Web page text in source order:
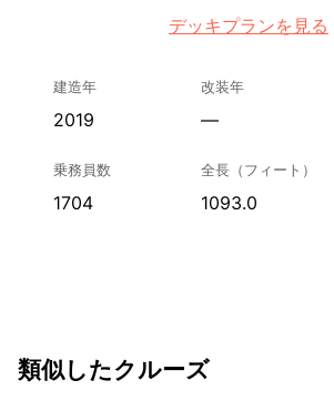
デッキプランを見る
建造年
2019
改装年
—
乗務員数
1704
全長（フィート）
1093.0
類似したクルーズ